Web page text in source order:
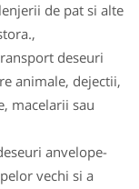
de pat si alte
deseuri
animale, dejectii,
macelarii sau
anvelope-
vechi si a